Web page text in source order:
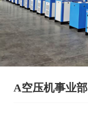
A空压机事业部